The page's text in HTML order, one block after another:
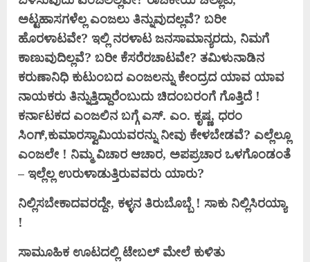
ಅಟ್ಟಹಾಸಗಳೆಲ್ಲ ಎಂಜಲು ತಿನ್ನುವುದಲ್ಲವೆ? ಬರೀ
ಹೊರಳಾಟವೇ? ಇಲ್ಲಿ ನರಳಾಟ ಜನಸಾಮಾನ್ಯರದು, ನಿಮಗೆ
ಕಾಣುವುದಿಲ್ಲವೆ? ಬರೀ ಕೆಸರೆರಚಾಟವೇ? ತಮಿಳುನಾಡಿನ
ಕರುಣಾನಿಧಿ ಕುಟುಂಬದ ಎಂಜಲನ್ನು ಕೇಂದ್ರದ ಯಾವ ಯಾವ
ನಾಯಕರು ತಿನ್ನುತ್ತಿದ್ದಾರೆಂಬುದು ಚಿದಂಬರಂಗೆ ಗೊತ್ತಿದೆ !
ಕರ್ನಾಟಕದ ಎಂಜಲಿನ ಬಗ್ಗೆ ಎಸ್. ಎಂ. ಕೃಷ್ಣ, ಧರಂ
ಸಿಂಗ್,ಕುಮಾರಸ್ವಾಮಿಯವರನ್ನು ನೀವು ಕೇಳಬೇಡವೆ? ಎಲ್ಲೆಲ್ಲೂ
ಎಂಜಲೇ ! ನಿಮ್ಮ ವಿಚಾರ ಆಚಾರ, ಅಪಪ್ರಚಾರ ಒಳಗೊಂಡಂತೆ
– ಇಲ್ಲೆಲ್ಲ ಉರುಳಾಡುತ್ತಿರುವವರು ಯಾರು?
ನಿಲ್ಲಿಸಬೇಕಾದವರದ್ದೇ, ಕಳ್ಳನ ತಿರುಬೊಬ್ಬೆ ! ಸಾಕು ನಿಲ್ಲಿಸಿರಯ್ಯಾ
!
ಸಾಮೂಹಿಕ ಊಟದಲ್ಲಿ ಟೇಬಲ್ ಮೇಲೆ ಕುಳಿತು